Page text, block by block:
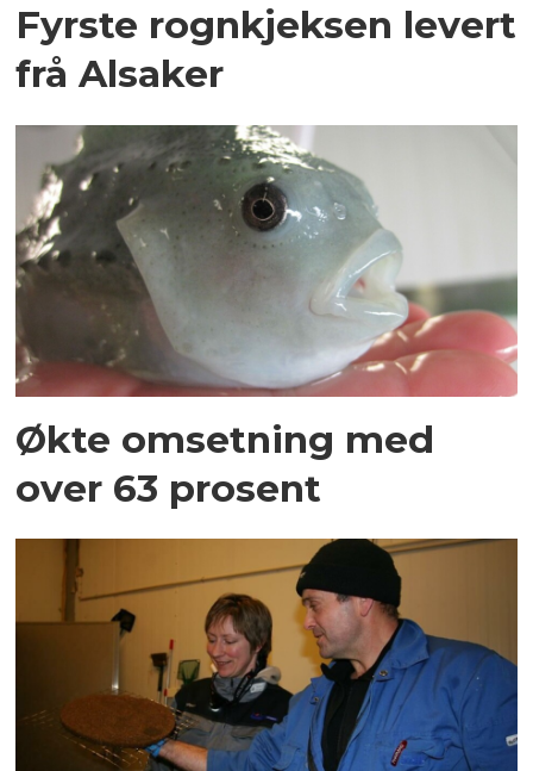
Fyrste rognkjeksen levert
frå Alsaker
Økte omsetning med
over 63 prosent